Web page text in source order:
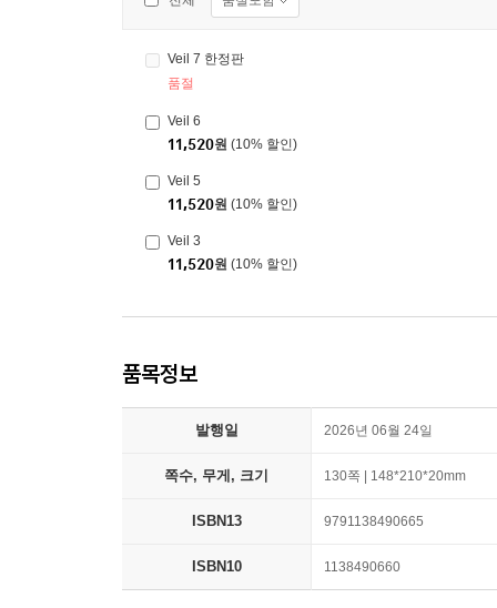
Veil 7 한정판
품절
Veil 6
11,520원 (10% 할인)
Veil 5
11,520원 (10% 할인)
Veil 3
11,520원 (10% 할인)
품목정보
발행일 2026년 06월 24일
쪽수, 무게, 크기 130쪽 | 148*210*20mm
ISBN13 9791138490665
ISBN10 1138490660